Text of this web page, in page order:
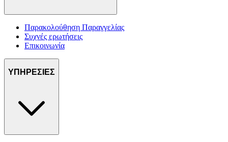
Παρακολούθηση Παραγγελίας
Συχνές ερωτήσεις
Επικοινωνία
ΥΠΗΡΕΣΙΕΣ